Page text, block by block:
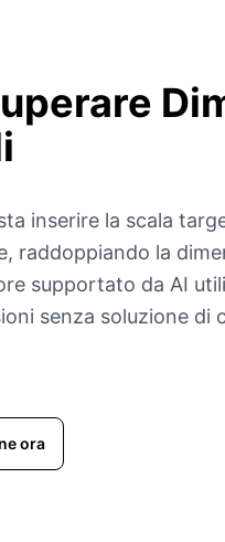
inserire la scala
raddoppiando la
supportato da AI
senza soluzione
ora